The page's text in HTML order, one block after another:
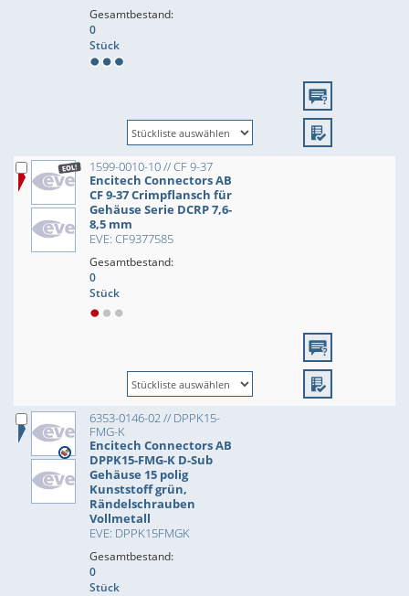
Gesamtbestand:
0
Stück
1599-0010-10 // CF 9-37
Encitech Connectors AB
CF 9-37 Crimpflansch für
Gehäuse Serie DCRP 7,6-
8,5 mm
EVE: CF9377585
Gesamtbestand:
0
Stück
6353-0146-02 // DPPK15-
FMG-K
Encitech Connectors AB
DPPK15-FMG-K D-Sub
Gehäuse 15 polig
Kunststoff grün,
Rändelschrauben
Vollmetall
EVE: DPPK15FMGK
Gesamtbestand:
0
Stück